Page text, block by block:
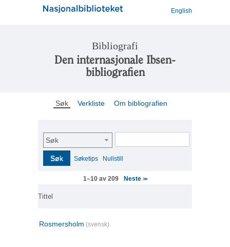
English
Bibliografi
Den internasjonale Ibsen-
bibliografien
Søk Verkliste Om bibliografien
Søk
Søk Søketips Nullstill
1–10 av 209 Neste >>
Tittel
Rosmersholm (svensk)